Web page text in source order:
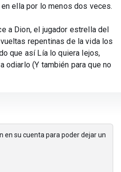
ella por lo menos dos veces.
a Dion, el jugador estrella del
repentinas de la vida los
que así Lía lo quiera lejos,
odiarlo (Y también para que no
en su cuenta para poder dejar un